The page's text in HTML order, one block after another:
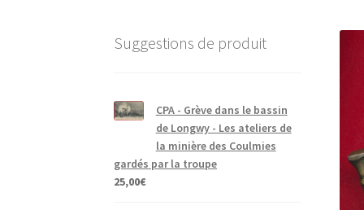
Suggestions de produit
CPA - Grève dans le bassin
de Longwy - Les ateliers de
la minière des Coulmies
gardés par la troupe
25,00€